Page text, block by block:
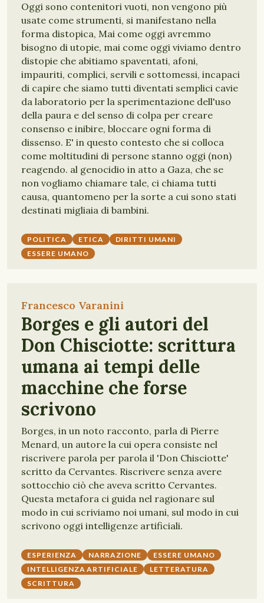
Oggi sono contenitori vuoti, non vengono più
usate come strumenti, si manifestano nella
forma distopica, Mai come oggi avremmo
bisogno di utopie, mai come oggi viviamo dentro
distopie che abitiamo spaventati, afoni,
impauriti, complici, servili e sottomessi, incapaci
di capire che siamo tutti diventati semplici cavie
da laboratorio per la sperimentazione dell'uso
della paura e del senso di colpa per creare
consenso e inibire, bloccare ogni forma di
dissenso. E' in questo contesto che si colloca
come moltitudini di persone stanno oggi (non)
reagendo. al genocidio in atto a Gaza, che se
non vogliamo chiamare tale, ci chiama tutti
causa, quantomeno per la sorte a cui sono stati
destinati migliaia di bambini.
POLITICA ETICA
DIRITTI UMANI
ESSERE UMANO
Francesco Varanini
Borges e gli autori del
Don Chisciotte: scrittura
umana ai tempi delle
macchine che forse
scrivono
Borges, in un noto racconto, parla di Pierre
Menard, un autore la cui opera consiste nel
riscrivere parola per parola il 'Don Chisciotte'
scritto da Cervantes. Riscrivere senza avere
sottocchio ciò che aveva scritto Cervantes.
Questa metafora ci guida nel ragionare sul
modo in cui scriviamo noi umani, sul modo in cui
scrivono oggi intelligenze artificiali.
ESPERIENZA NARRAZIONE
ESSERE UMANO
INTELLIGENZA ARTIFICIALE
LETTERATURA
SCRITTURA